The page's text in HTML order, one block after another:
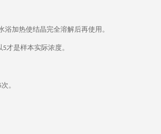
加热使结晶完全溶解后再使用。
5才是样本实际浓度。
次。